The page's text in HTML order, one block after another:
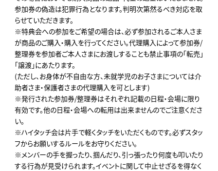
参加券の偽造は犯罪行為となります。判明次第然るべき対応を取
らせていただきます。
※特典会への参加をご希望の場合は、必ず参加されるご本人さま
が商品のご購入・購入を行ってください。代理購入によって参加券/
整理券を参加者ご本人さまにお渡しすることも禁止事項の「転売」
「譲渡」にあたります。
(ただし、お身体が不自由な方、未就学児のお子さまについては介
助者さま・保護者さまの代理購入を可とします)
※発行された参加券/整理券はそれぞれ記載の日程・会場に限り
有効です。他の日程・会場への転用は出来ませんのでご注意くださ
い。
※ハイタッチ会は片手で軽くタッチをいただくものです。必ずスタッ
フからお願いするルールをお守りください。
※メンバーの手を握ったり、掴んだり、引っ張ったり何度も叩いたり
する行為が見受けられます。イベントに関して中止せざるを得なく